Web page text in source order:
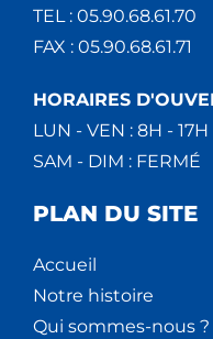
TEL : 05.90.68.61.70
FAX : 05.90.68.61.71
HORAIRES
LUN - VEN : 8H - 17H
SAM - DIM : FERMÉ
PLAN DU SITE
Accueil
Notre histoire
Qui sommes-nous ?